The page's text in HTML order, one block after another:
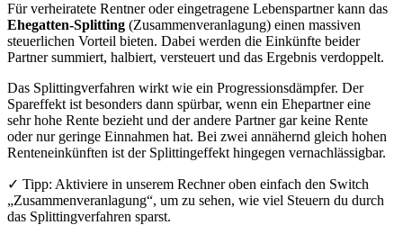
Für verheiratete Rentner oder eingetragene Lebenspartner kann das
Ehegatten-Splitting (Zusammenveranlagung) einen massiven
steuerlichen Vorteil bieten. Dabei werden die Einkünfte beider
Partner summiert, halbiert, versteuert und das Ergebnis verdoppelt.
Das Splittingverfahren wirkt wie ein Progressionsdämpfer. Der
Spareffekt ist besonders dann spürbar, wenn ein Ehepartner eine
sehr hohe Rente bezieht und der andere Partner gar keine Rente
oder nur geringe Einnahmen hat. Bei zwei annähernd gleich hohen
Renteneinkünften ist der Splittingeffekt hingegen vernachlässigbar.
✓ Tipp: Aktiviere in unserem Rechner oben einfach den Switch
„Zusammenveranlagung“, um zu sehen, wie viel Steuern du durch
das Splittingverfahren sparst.